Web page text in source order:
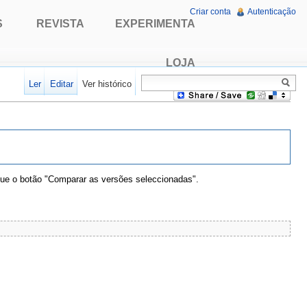
o botão "Comparar as versões seleccionadas".
REVISTA EXPERIMENTA
LOJA
Criar conta Autenticação
Ler Editar Ver histórico